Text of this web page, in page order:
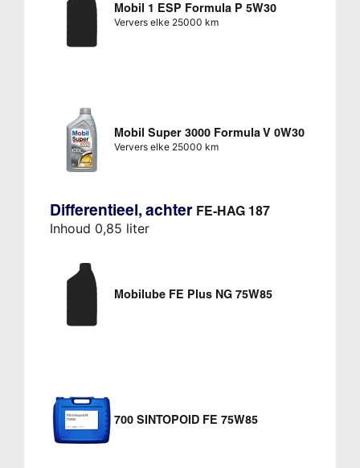
Mobil 1 ESP Formula P 5W30
Ververs elke 25000 km
Mobil Super 3000 Formula V 0W30
Ververs elke 25000 km
Differentieel, achter FE-HAG 187
Inhoud 0,85 liter
Mobilube FE Plus NG 75W85
700 SINTOPOID FE 75W85